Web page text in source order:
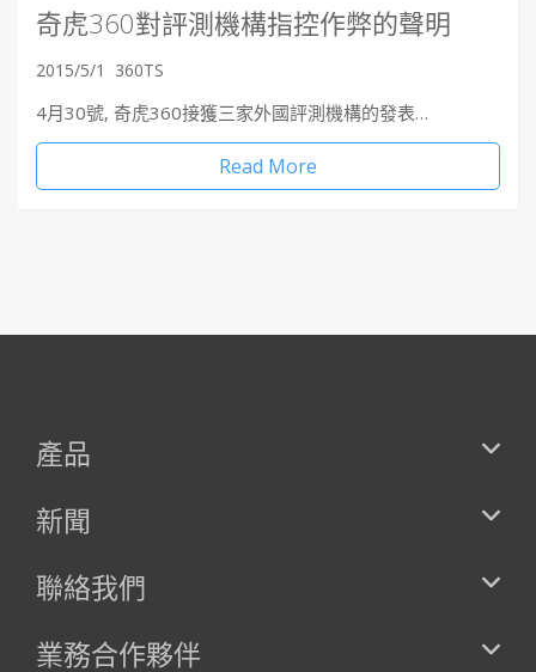
奇虎360對評測機構指控作弊的聲明
2015/5/1 360TS
4月30號, 奇虎360接獲三家外國評測機構的發表…
Read More
產品
新聞
聯絡我們
業務合作夥伴